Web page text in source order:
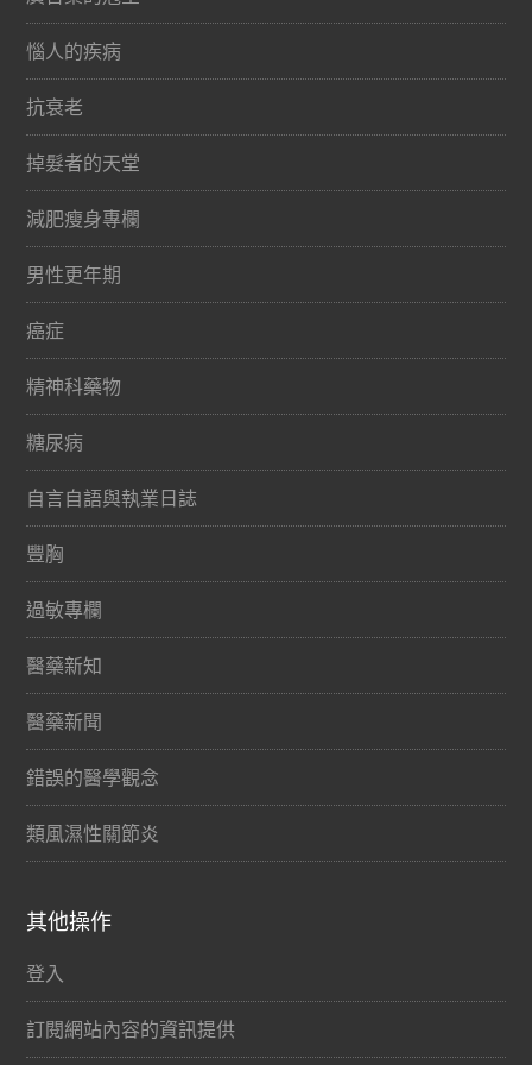
惱人的疾病
抗衰老
掉髮者的天堂
減肥瘦身專欄
男性更年期
癌症
精神科藥物
糖尿病
自言自語與執業日誌
豐胸
過敏專欄
醫藥新知
醫藥新聞
錯誤的醫學觀念
類風濕性關節炎
其他操作
登入
訂閱網站內容的資訊提供